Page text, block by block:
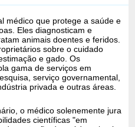
médico que protege a saúde e
Eles diagnosticam e
animais doentes e feridos.
sobre o cuidado
e gado. Os
gama de serviços em
serviço governamental,
privada e outras áreas.
o médico solenemente jura
científicas "em